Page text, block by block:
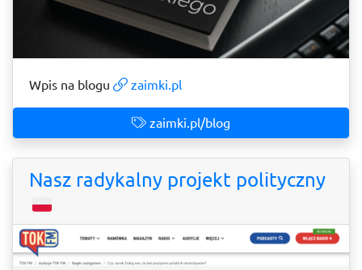
Wpis na blogu zaimki.pl
zaimki.pl/blog
Nasz radykalny projekt polityczny